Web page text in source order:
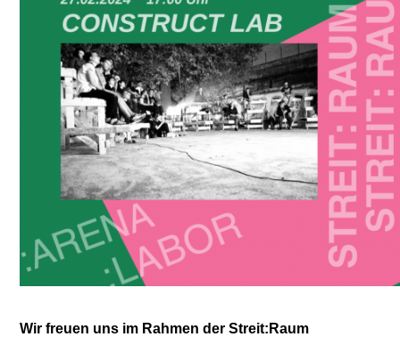
Wir freuen uns im Rahmen der Streit:Raum